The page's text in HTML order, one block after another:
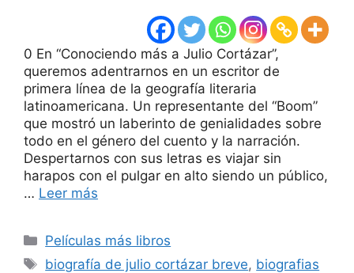
0 En “Conociendo más a Julio Cortázar”,
queremos adentrarnos en un escritor de
primera línea de la geografía literaria
latinoamericana. Un representante del “Boom”
que mostró un laberinto de genialidades sobre
todo en el género del cuento y la narración.
Despertarnos con sus letras es viajar sin
harapos con el pulgar en alto siendo un público,
… Leer más
Categorías
Películas más libros
Etiquetas
biografía de julio cortázar breve, biografias